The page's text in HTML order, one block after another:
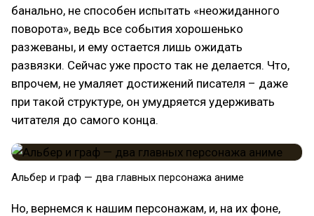
банально, не способен испытать «неожиданного
поворота», ведь все события хорошенько
разжеваны, и ему остается лишь ожидать
развязки. Сейчас уже просто так не делается. Что,
впрочем, не умаляет достижений писателя – даже
при такой структуре, он умудряется удерживать
читателя до самого конца.
Альбер и граф — два главных персонажа аниме
Но, вернемся к нашим персонажам, и, на их фоне,